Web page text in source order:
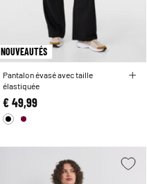
NOUVEAUTÉS
Pantalon évasé avec taille
élastiquée
€ 49,99